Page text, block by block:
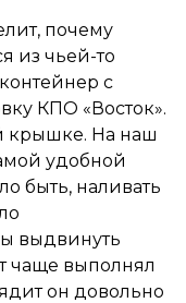
почему
из чьей-то
с
КПО «Восток».
крышке. На наш
удобной
быть, наливать
выдвинуть
чаще выполнял
он довольно